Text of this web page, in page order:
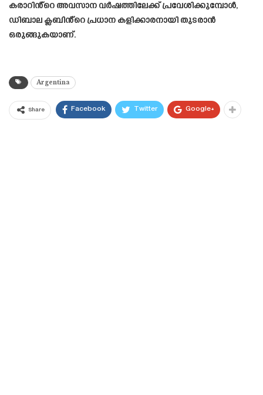
കരാറിൻ്റെ അവസാന വർഷത്തിലേക്ക് പ്രവേശിക്കുമ്പോൾ,
ഡിബാല ക്ലബിൻ്റെ പ്രധാന കളിക്കാരനായി തുടരാൻ
ഒരുങ്ങുകയാണ്.
Argentina
Share Facebook Twitter Google+